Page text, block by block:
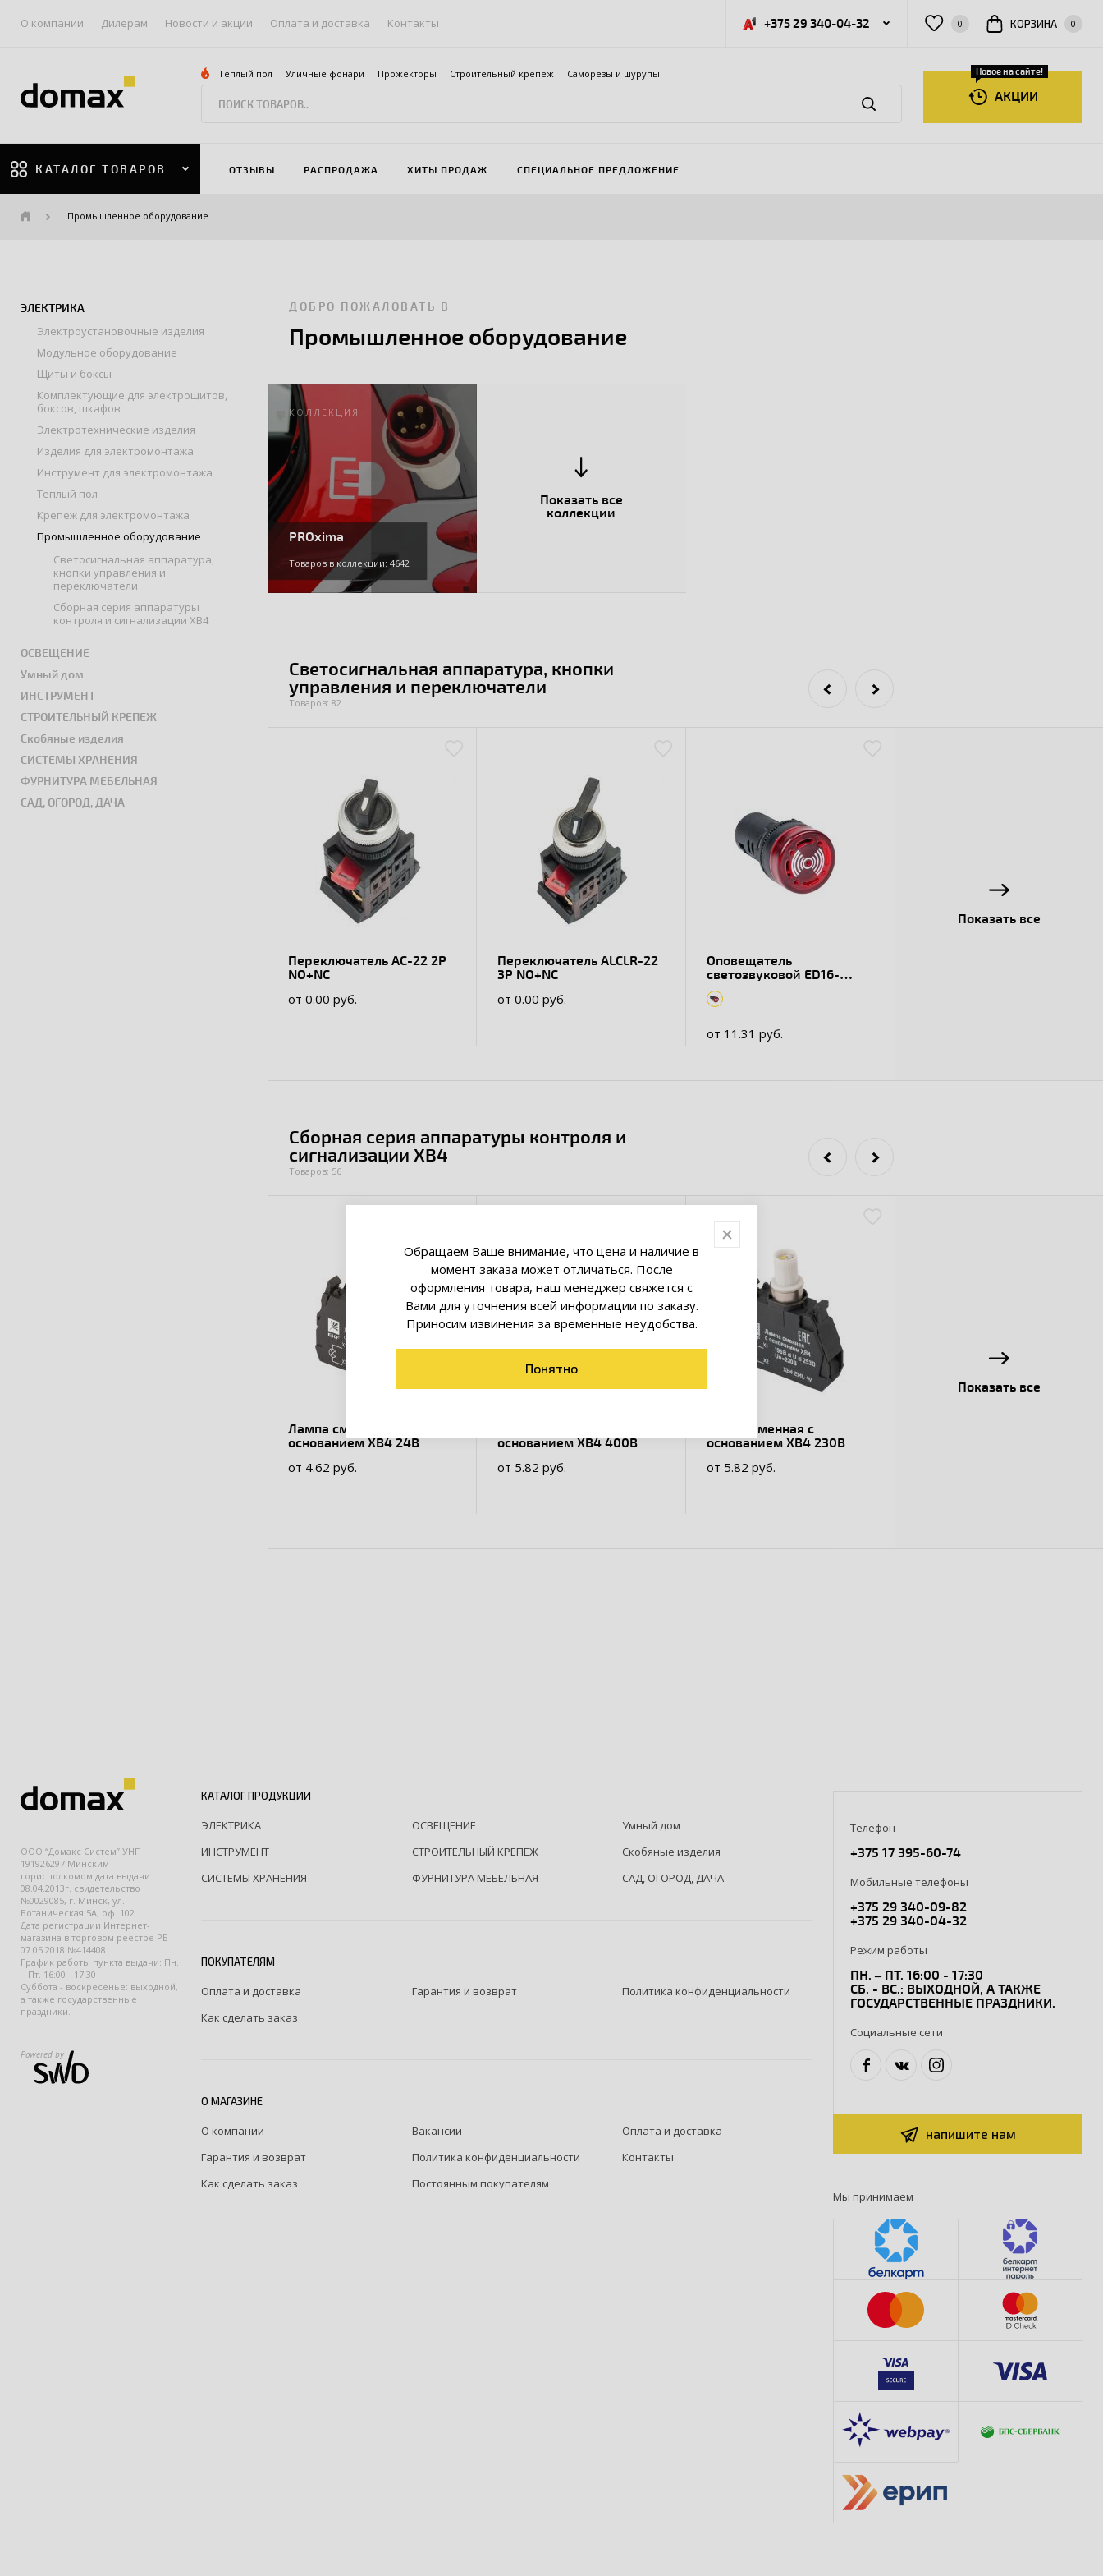
О компании Дилерам Новости и акции Оплата и доставка Контакты +375 29 340-04-32 0 КОРЗИНА 0
Теплый пол Уличные фонари Прожекторы Строительный крепеж Саморезы и шурупы
АКЦИИ
Новое на сайте!
КАТАЛОГ ТОВАРОВ ОТЗЫВЫ РАСПРОДАЖА ХИТЫ ПРОДАЖ СПЕЦИАЛЬНОЕ ПРЕДЛОЖЕНИЕ
Промышленное оборудование
ЭЛЕКТРИКА
Электроустановочные изделия
Модульное оборудование
Щиты и боксы
Комплектующие для электрощитов,
боксов, шкафов
Электротехнические изделия
Изделия для электромонтажа
Инструмент для электромонтажа
Теплый пол
Крепеж для электромонтажа
Промышленное оборудование
Светосигнальная аппаратура,
кнопки управления и
переключатели
Сборная серия аппаратуры
контроля и сигнализации XB4
ОСВЕЩЕНИЕ
Умный дом
ИНСТРУМЕНТ
СТРОИТЕЛЬНЫЙ КРЕПЕЖ
Скобяные изделия
СИСТЕМЫ ХРАНЕНИЯ
ФУРНИТУРА МЕБЕЛЬНАЯ
САД, ОГОРОД, ДАЧА
ДОБРО ПОЖАЛОВАТЬ В
Промышленное оборудование
КОЛЛЕКЦИЯ
PROxima
Товаров в коллекции: 4642
Показать все
коллекции
Светосигнальная аппаратура, кнопки
управления и переключатели
Товаров: 82
Переключатель АС-22 2P
NO+NC
от 0.00 руб.
Переключатель АLСLR-22
3P NO+NC
от 0.00 руб.
Оповещатель
светозвуковой ED16-
22BMS 24В
от 11.31 руб.
Показать все
Сборная серия аппаратуры контроля и
сигнализации XB4
Товаров: 56
Лампа сменная c
основанием XB4 24В
от 4.62 руб.
основанием XB4 400В
от 5.82 руб.
Лампа сменная c
основанием XB4 230В
от 5.82 руб.
Показать все
ООО “Домакс Систем” УНП
191926297 Минским
горисполкомом дата выдачи
08.04.2013г. свидетельство
№0029085, г. Минск, ул.
Ботаническая 5А, оф. 102
Дата регистрации Интернет-
магазина в торговом реестре РБ
07.05.2018 №414408
График работы пункта выдачи: Пн.
– Пт. 16:00 - 17:30
Суббота - воскресенье: выходной,
а также государственные
праздники.
Powered by
КАТАЛОГ ПРОДУКЦИИ
ЭЛЕКТРИКА ОСВЕЩЕНИЕ
Умный дом
ИНСТРУМЕНТ
СТРОИТЕЛЬНЫЙ КРЕПЕЖ
Скобяные изделия
СИСТЕМЫ ХРАНЕНИЯ
ФУРНИТУРА МЕБЕЛЬНАЯ САД, ОГОРОД, ДАЧА
ПОКУПАТЕЛЯМ
Оплата и доставка Гарантия и возврат
Политика конфиденциальности
Как сделать заказ
О МАГАЗИНЕ
О компании Вакансии
Оплата и доставка
Гарантия и возврат
Политика конфиденциальности
Контакты
Как сделать заказ
Постоянным покупателям
Телефон
+375 17 395-60-74
Мобильные телефоны
+375 29 340-09-82
+375 29 340-04-32
Режим работы
ПН. – ПТ. 16:00 - 17:30
СБ. - ВС.: ВЫХОДНОЙ, А ТАКЖЕ
ГОСУДАРСТВЕННЫЕ ПРАЗДНИКИ.
Социальные сети
напишите нам
Мы принимаем
Обращаем Ваше внимание, что цена и наличие в
момент заказа может отличаться. После
оформления товара, наш менеджер свяжется с
Вами для уточнения всей информации по заказу.
Приносим извинения за временные неудобства.
Понятно